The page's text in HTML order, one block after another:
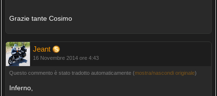
Grazie tante Cosimo
Jeant
16 Novembre 2014 ore 4:43
Questo commento è stato tradotto automaticamente (mostra/nascondi originale)
Inferno,